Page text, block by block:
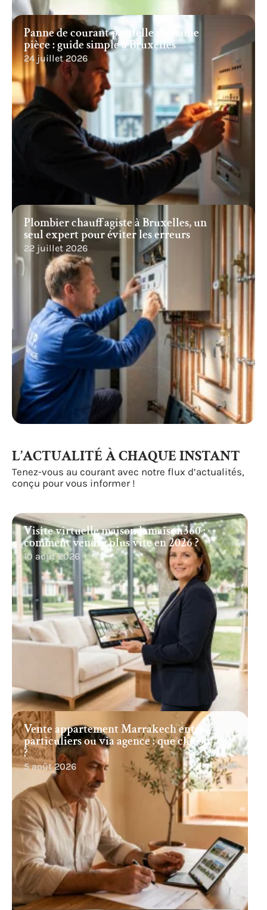
Panne de courant partielle dans une
pièce : guide simple à Bruxelles
24 juillet 2026
Plombier chauffagiste à Bruxelles, un
seul expert pour éviter les erreurs
22 juillet 2026
L’ACTUALITÉ À CHAQUE INSTANT
Tenez-vous au courant avec notre flux d’actualités,
conçu pour vous informer !
Visite virtuelle maison lamaison360 :
comment vendre plus vite en 2026 ?
10 août 2026
Vente appartement Marrakech entre
particuliers ou via agence : que choisir
?
5 août 2026